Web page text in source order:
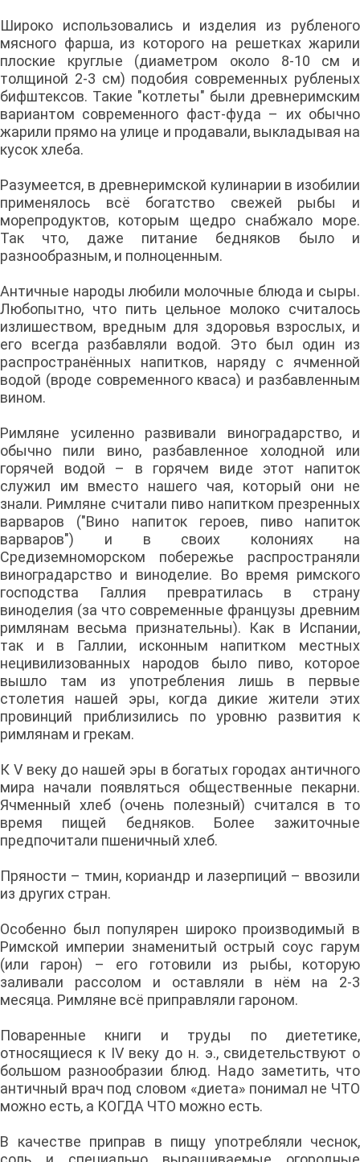
Широко использовались и изделия из рубленого
мясного фарша, из которого на решетках жарили
плоские круглые (диаметром около 8-10 см и
толщиной 2-3 см) подобия современных рубленых
бифштексов. Такие "котлеты" были древнеримским
вариантом современного фаст-фуда – их обычно
жарили прямо на улице и продавали, выкладывая на
кусок хлеба.
Разумеется, в древнеримской кулинарии в изобилии
применялось всё богатство свежей рыбы и
морепродуктов, которым щедро снабжало море.
Так что, даже питание бедняков было и
разнообразным, и полноценным.
Античные народы любили молочные блюда и сыры.
Любопытно, что пить цельное молоко считалось
излишеством, вредным для здоровья взрослых, и
его всегда разбавляли водой. Это был один из
распространённых напитков, наряду с ячменной
водой (вроде современного кваса) и разбавленным
вином.
Римляне усиленно развивали виноградарство, и
обычно пили вино, разбавленное холодной или
горячей водой – в горячем виде этот напиток
служил им вместо нашего чая, который они не
знали. Римляне считали пиво напитком презренных
варваров ("Вино напиток героев, пиво напиток
варваров") и в своих колониях на
Средиземноморском побережье распространяли
виноградарство и виноделие. Во время римского
господства Галлия превратилась в страну
виноделия (за что современные французы древним
римлянам весьма признательны). Как в Испании,
так и в Галлии, исконным напитком местных
нецивилизованных народов было пиво, которое
вышло там из употребления лишь в первые
столетия нашей эры, когда дикие жители этих
провинций приблизились по уровню развития к
римлянам и грекам.
К V веку до нашей эры в богатых городах античного
мира начали появляться общественные пекарни.
Ячменный хлеб (очень полезный) считался в то
время пищей бедняков. Более зажиточные
предпочитали пшеничный хлеб.
Пряности – тмин, кориандр и лазерпиций – ввозили
из других стран.
Особенно был популярен широко производимый в
Римской империи знаменитый острый соус гарум
(или гарон) – его готовили из рыбы, которую
заливали рассолом и оставляли в нём на 2-3
месяца. Римляне всё приправляли гароном.
Поваренные книги и труды по диететике,
относящиеся к IV веку до н. э., свидетельствуют о
большом разнообразии блюд. Надо заметить, что
античный врач под словом «диета» понимал не ЧТО
можно есть, а КОГДА ЧТО можно есть.
В качестве приправ в пищу употребляли чеснок,